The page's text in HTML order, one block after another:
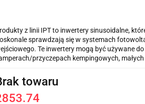
z linii IPT to inwertery sinusoidalne,
sprawdzają się w systemach
Te inwertery mogą być używane
przyczepach kempingowych,
towaru